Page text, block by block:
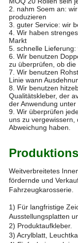
2. nahm Soem an:
produzieren
3. guter Service: wir
4. Wir haben
Markt
5. schnelle
6. Wir benutzen
zu überprüfen, ob
7. Wir benutzen
Linie wann
8. Wir benutzen
Qualitätskleber, der
der Anwendung
9. Wir überprüfen
uns zu vergewissern,
Abweichung haben.
Weitverbreitetes
fördernde und
Fahrzeugkarosserie.
1) Für langfristige
Ausstellungsplatten
2) Produktaufkleber.
3) Acrylblatt,